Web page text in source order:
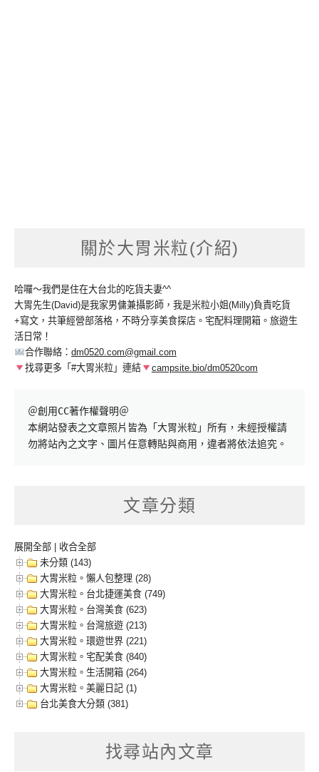
關於大胃米粒(介紹)
哈囉～我們是住在大台北的吃貨夫妻^^
大胃先生(David)是我家男傭兼攝影師，我是米粒小姐(Milly)負責吃貨
+寫文，共筆經營部落格，不時分享美食探店。宅配料理開箱。旅遊生
活日常！
合作聯絡： dm0520.com@gmail.com
找尋更多「#大胃米粒」連結
campsite.bio/dm0520com
＠創用CC著作權聲明＠
本網站發表之文章照片皆為「大胃米粒」所有，未經授權請
勿將站內之文字、圖片任意轉貼與商用，違者將依法追究。
文章分類
展開全部
收合全部
未分類 (143)
大胃米粒。懶人包整理 (28)
大胃米粒。台北捷運美食 (749)
大胃米粒。台灣美食 (623)
大胃米粒。台灣旅遊 (213)
大胃米粒。環遊世界 (221)
大胃米粒。宅配美食 (840)
大胃米粒。生活開箱 (264)
大胃米粒。美麗日記 (1)
台北美食大分類 (381)
找尋站內文章